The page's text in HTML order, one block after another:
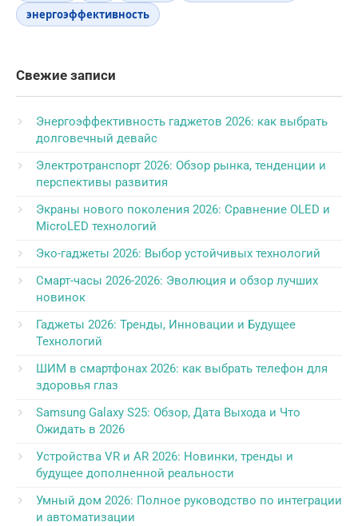
энергоэффективность
Свежие записи
Энергоэффективность гаджетов 2026: как выбрать
долговечный девайс
Электротранспорт 2026: Обзор рынка, тенденции и
перспективы развития
Экраны нового поколения 2026: Сравнение OLED и
MicroLED технологий
Эко-гаджеты 2026: Выбор устойчивых технологий
Смарт-часы 2026-2026: Эволюция и обзор лучших
новинок
Гаджеты 2026: Тренды, Инновации и Будущее
Технологий
ШИМ в смартфонах 2026: как выбрать телефон для
здоровья глаз
Samsung Galaxy S25: Обзор, Дата Выхода и Что
Ожидать в 2026
Устройства VR и AR 2026: Новинки, тренды и
будущее дополненной реальности
Умный дом 2026: Полное руководство по интеграции
и автоматизации